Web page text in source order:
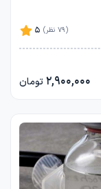
5
(79 نظر)
2,900,000تومان